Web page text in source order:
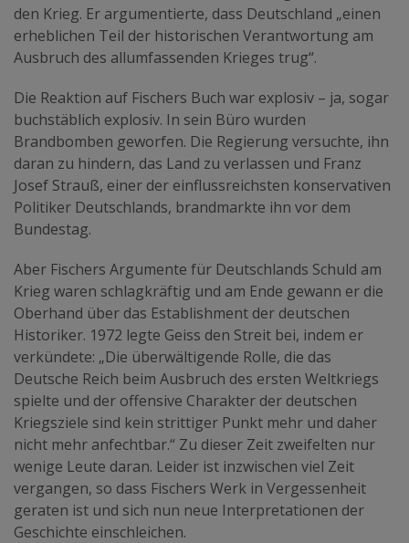
den Krieg. Er argumentierte, dass Deutschland „einen
erheblichen Teil der historischen Verantwortung am
Ausbruch des allumfassenden Krieges trug“.
Die Reaktion auf Fischers Buch war explosiv – ja, sogar
buchstäblich explosiv. In sein Büro wurden
Brandbomben geworfen. Die Regierung versuchte, ihn
daran zu hindern, das Land zu verlassen und Franz
Josef Strauß, einer der einflussreichsten konservativen
Politiker Deutschlands, brandmarkte ihn vor dem
Bundestag.
Aber Fischers Argumente für Deutschlands Schuld am
Krieg waren schlagkräftig und am Ende gewann er die
Oberhand über das Establishment der deutschen
Historiker. 1972 legte Geiss den Streit bei, indem er
verkündete: „Die überwältigende Rolle, die das
Deutsche Reich beim Ausbruch des ersten Weltkriegs
spielte und der offensive Charakter der deutschen
Kriegsziele sind kein strittiger Punkt mehr und daher
nicht mehr anfechtbar.“ Zu dieser Zeit zweifelten nur
wenige Leute daran. Leider ist inzwischen viel Zeit
vergangen, so dass Fischers Werk in Vergessenheit
geraten ist und sich nun neue Interpretationen der
Geschichte einschleichen.